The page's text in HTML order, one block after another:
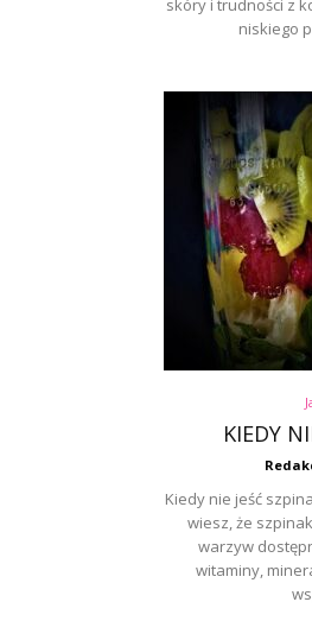
skóry i trudności z
niskiego
KIEDY
Kiedy nie jeść
wiesz, że
warzyw
witaminy,